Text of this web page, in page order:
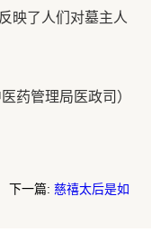
映了人们对墓主人
药管理局医政司）
下一篇:慈禧太后是如